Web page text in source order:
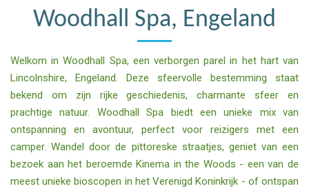
Woodhall Spa, Engeland
Welkom in Woodhall Spa, een verborgen parel in het hart van
Lincolnshire, Engeland. Deze sfeervolle bestemming staat
bekend om zijn rijke geschiedenis, charmante sfeer en
prachtige natuur. Woodhall Spa biedt een unieke mix van
ontspanning en avontuur, perfect voor reizigers met een
camper. Wandel door de pittoreske straatjes, geniet van een
bezoek aan het beroemde Kinema in the Woods - een van de
meest unieke bioscopen in het Verenigd Koninkrijk - of ontspan